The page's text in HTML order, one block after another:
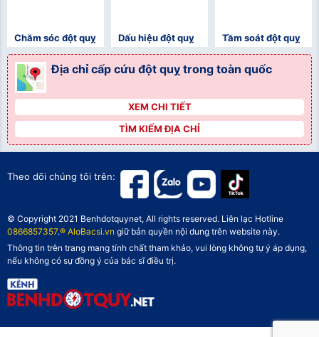
">
Chăm sóc đột quỵ
">
Dấu hiệu đột quỵ
">
Tầm soát đột quỵ
Địa chỉ cấp cứu đột quỵ trong toàn quốc
XEM CHI TIẾT
TÌM KIẾM ĐỊA CHỈ
Theo dõi chúng tôi trên:
© Copyright 2021 Benhdotquynet, All rights reserved. Liên lạc Hotline
0866857357.® AloBacsi.vn giữ bản quyền nội dung trên website này.
Thông tin trên trang mang tính chất tham khảo, vui lòng không tự ý áp dụng,
nếu không có sự đồng ý của bác sĩ điều trị.